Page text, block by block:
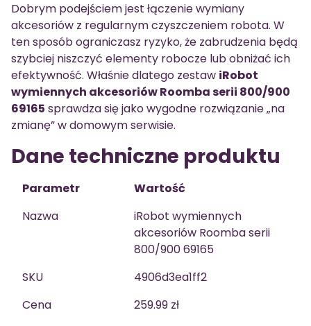
Dobrym podejściem jest łączenie wymiany
akcesoriów z regularnym czyszczeniem robota. W
ten sposób ograniczasz ryzyko, że zabrudzenia będą
szybciej niszczyć elementy robocze lub obniżać ich
efektywność. Właśnie dlatego zestaw iRobot
wymiennych akcesoriów Roomba serii 800/900
69165 sprawdza się jako wygodne rozwiązanie „na
zmianę” w domowym serwisie.
Dane techniczne produktu
Parametr
Wartość
Nazwa
iRobot wymiennych
akcesoriów Roomba serii
800/900 69165
SKU
4906d3ea1ff2
Cena
259.99 zł